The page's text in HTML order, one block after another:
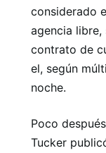
considerado
agencia libre,
contrato de
el, según
noche.
Poco
Tucker